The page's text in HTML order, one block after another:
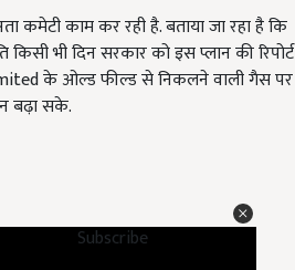
Subscribe
कमेटी काम कर रही है. बताया जा रहा है कि
भी दिन सरकार को इस प्लान की रिपोर्ट
के ओल्ड फील्ड से निकलने वाली गैस पर
बढ़ा सके.